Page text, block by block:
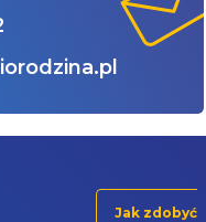
Jak zdobyć